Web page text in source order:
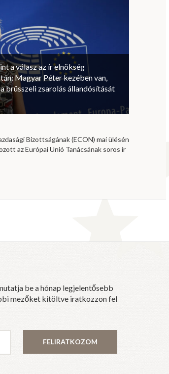
a válasz az ír elnökség
Magyar Péter kezében van,
brüsszeli zsarolás állandósítását
Bizottságának (ECON) mai ülésén
az Európai Unió Tanácsának soros ír
be a hónap legjelentősebb
mezőket kitöltve iratkozzon fel
FELIRATKOZOM